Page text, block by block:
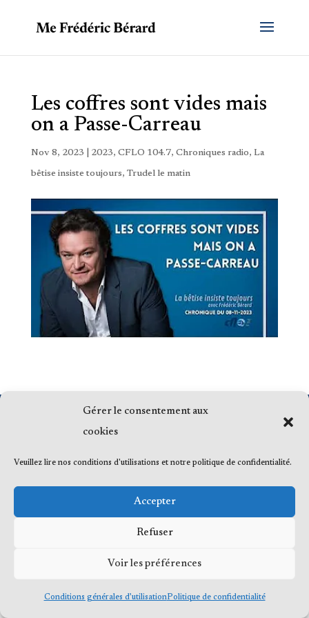
Gérer le consentement aux
cookies
Veuillez lire nos conditions d'utilisations et notre politique de confidentialité.
Accepter
Refuser
Voir les préférences
Conditions générales d’utilisationPolitique de confidentialité
Les coffres sont vides mais
on a Passe-Carreau
Nov 8, 2023 2023, CFLO 104.7, Chroniques radio, La
bêtise insiste toujours, Trudel le matin
© 2023 Me Frédéric Bérard, tous droits